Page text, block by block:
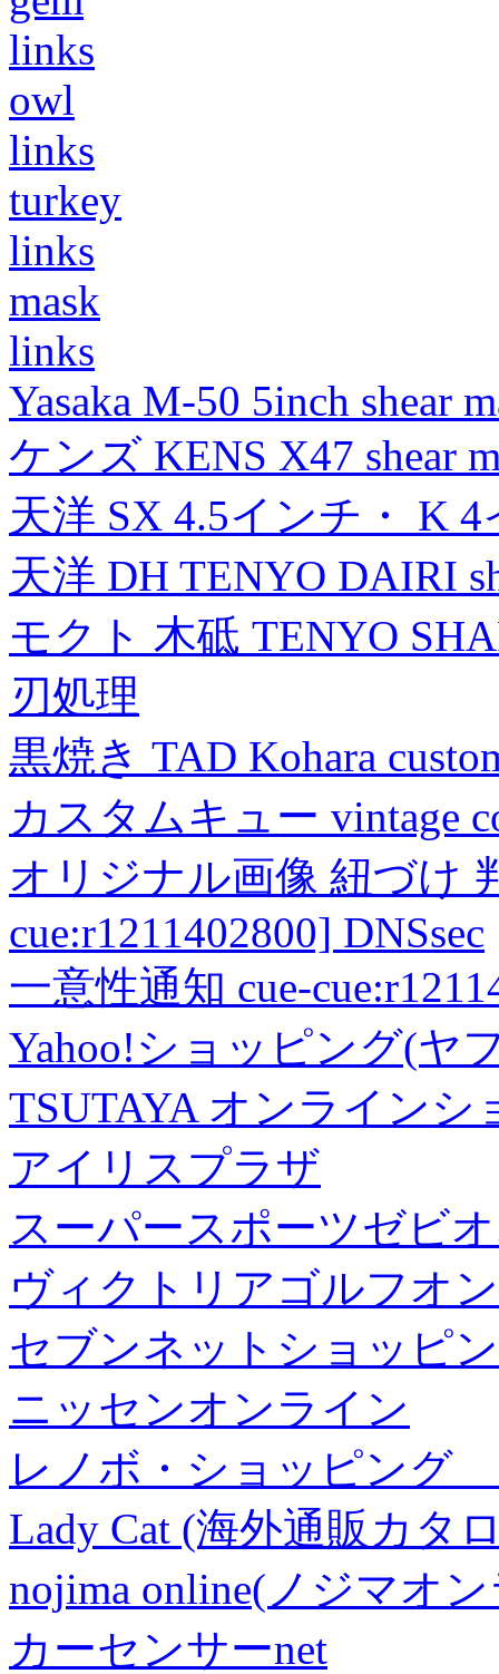
links
owl
links
turkey
links
mask
links
Yasaka M-50 5inch shear
ケンズ KENS X47 shear
天洋 SX 4.5インチ・ K
天洋 DH TENYO DAIRI
モクト 木砥 TENYO
刃処理
黒焼き TAD Kohara
カスタムキュー vintage
オリジナル画像 紐づけ
cue:r1211402800] DNSsec
一意性通知 cue-
Yahoo!ショッピング(ヤ
TSUTAYA オンラインシ
アイリスプラザ
スーパースポーツゼビ
ヴィクトリアゴルフオ
セブンネットショッピ
ニッセンオンライン
レノボ・ショッピング
Lady Cat (海外通販カタ
nojima online(ノジマオ
カーセンサーnet